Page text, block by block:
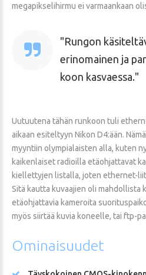
megapikselihirmu ei varmaankaan
Rungon
erinomainen ja
koon kasvaessa.
Uutuutena tähän runkoon tuli
aikaan esiteltyyn Nikon D4:ään.
myyntiin olympialaisten alla, kuten
kaikenlaiset radioilla etäohjattavat
kiellettyjen listalla, joten ethernet-
Sitä kautta kuvaajien oli mahdollista
etäohjattavia kameroita
myös siirtää kuvia koneelle, tai ftp-
Ominaisuudet